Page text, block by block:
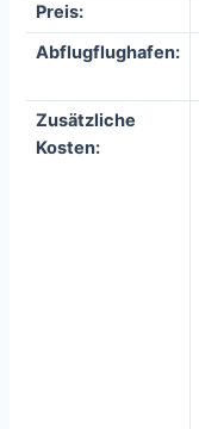
Preis:
Abflugflughafen:
Zusätzliche
Kosten: